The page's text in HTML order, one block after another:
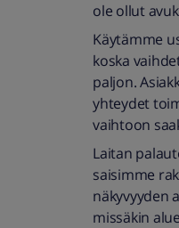
ole ollut
Käytämme
koska
paljon.
yhteydet
vaihtoon
Laitan
saisimme
näkyvyyden
missäkin